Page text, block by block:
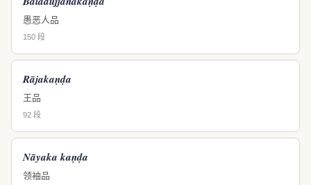
愚恶人品
150 段
Rājakaṇḍa
王品
92 段
Nāyaka kaṇḍa
领袖品